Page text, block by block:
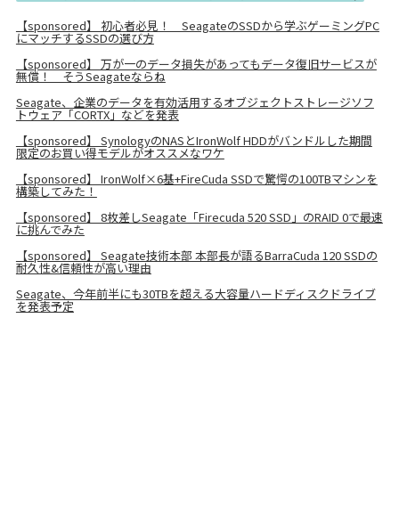
【sponsored】 初心者必見！ SeagateのSSDから学ぶゲーミングPC
にマッチするSSDの選び方
【sponsored】 万が一のデータ損失があってもデータ復旧サービスが
無償！ そうSeagateならね
Seagate、企業のデータを有効活用するオブジェクトストレージソフ
トウェア「CORTX」などを発表
【sponsored】 SynologyのNASとIronWolf HDDがバンドルした期間
限定のお買い得モデルがオススメなワケ
【sponsored】 IronWolf×6基+FireCuda SSDで驚愕の100TBマシンを
構築してみた！
【sponsored】 8枚差しSeagate「Firecuda 520 SSD」のRAID 0で最速
に挑んでみた
【sponsored】 Seagate技術本部 本部長が語るBarraCuda 120 SSDの
耐久性&信頼性が高い理由
Seagate、今年前半にも30TBを超える大容量ハードディスクドライブ
を発表予定